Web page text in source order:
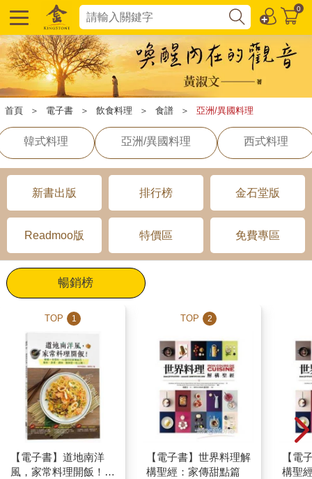
0
首頁 ＞ 電子書 ＞ 飲食料理 ＞ 食譜 ＞ 亞洲/異國料理
韓式料理 亞洲/異國料理 西式料理
新書出版 排行榜 金石堂版
Readmoo版 特價區 免費專區
暢銷榜
TOP 1
【電子書】道地南洋
風，家常料理開飯！椰
TOP 2
【電子書】世界料理解
構聖經：家傳甜點篇
【電
構聖